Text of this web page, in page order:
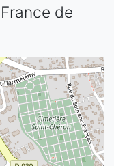
de